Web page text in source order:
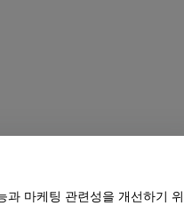
마케팅 관련성을 개선하기